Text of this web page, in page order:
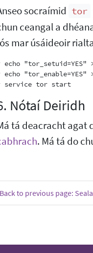
socraímid tor
ceangal a
mar úsáideoir
echo
echo
# service tor start
Nótaí Deiridh
tá deacracht agat
. Má tá do
to previous page: